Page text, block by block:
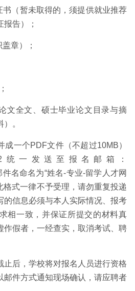
书（暂未取得的，须提供就业推荐
告）；
章）；
文全文、硕士毕业论文目录与摘
。
成一个PDF文件（不超过10MB）
一发送至报名邮箱：
名命名为“姓名-专业-留学人才网
格式一律不予受理，请勿重复投递
的信息必须与本人实际情况、报考
相一致，并保证所提交的材料真
作假者，一经查实，取消考试、聘
止后，学校将对报名人员进行资格
邮件方式通知现场确认，请应聘者